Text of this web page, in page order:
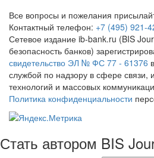
Все вопросы и пожелания
Контактный телефон: +7 (495) 921-
Сетевое издание ib-bank.ru (BIS
безопасность банков)
свидетельство ЭЛ № ФС 77 - 61376
службой по надзору в сфере
технологий и массовых
Политика конфиденциальности
Стать автором BIS